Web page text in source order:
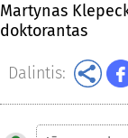
Martynas
doktorantas
Dalintis: